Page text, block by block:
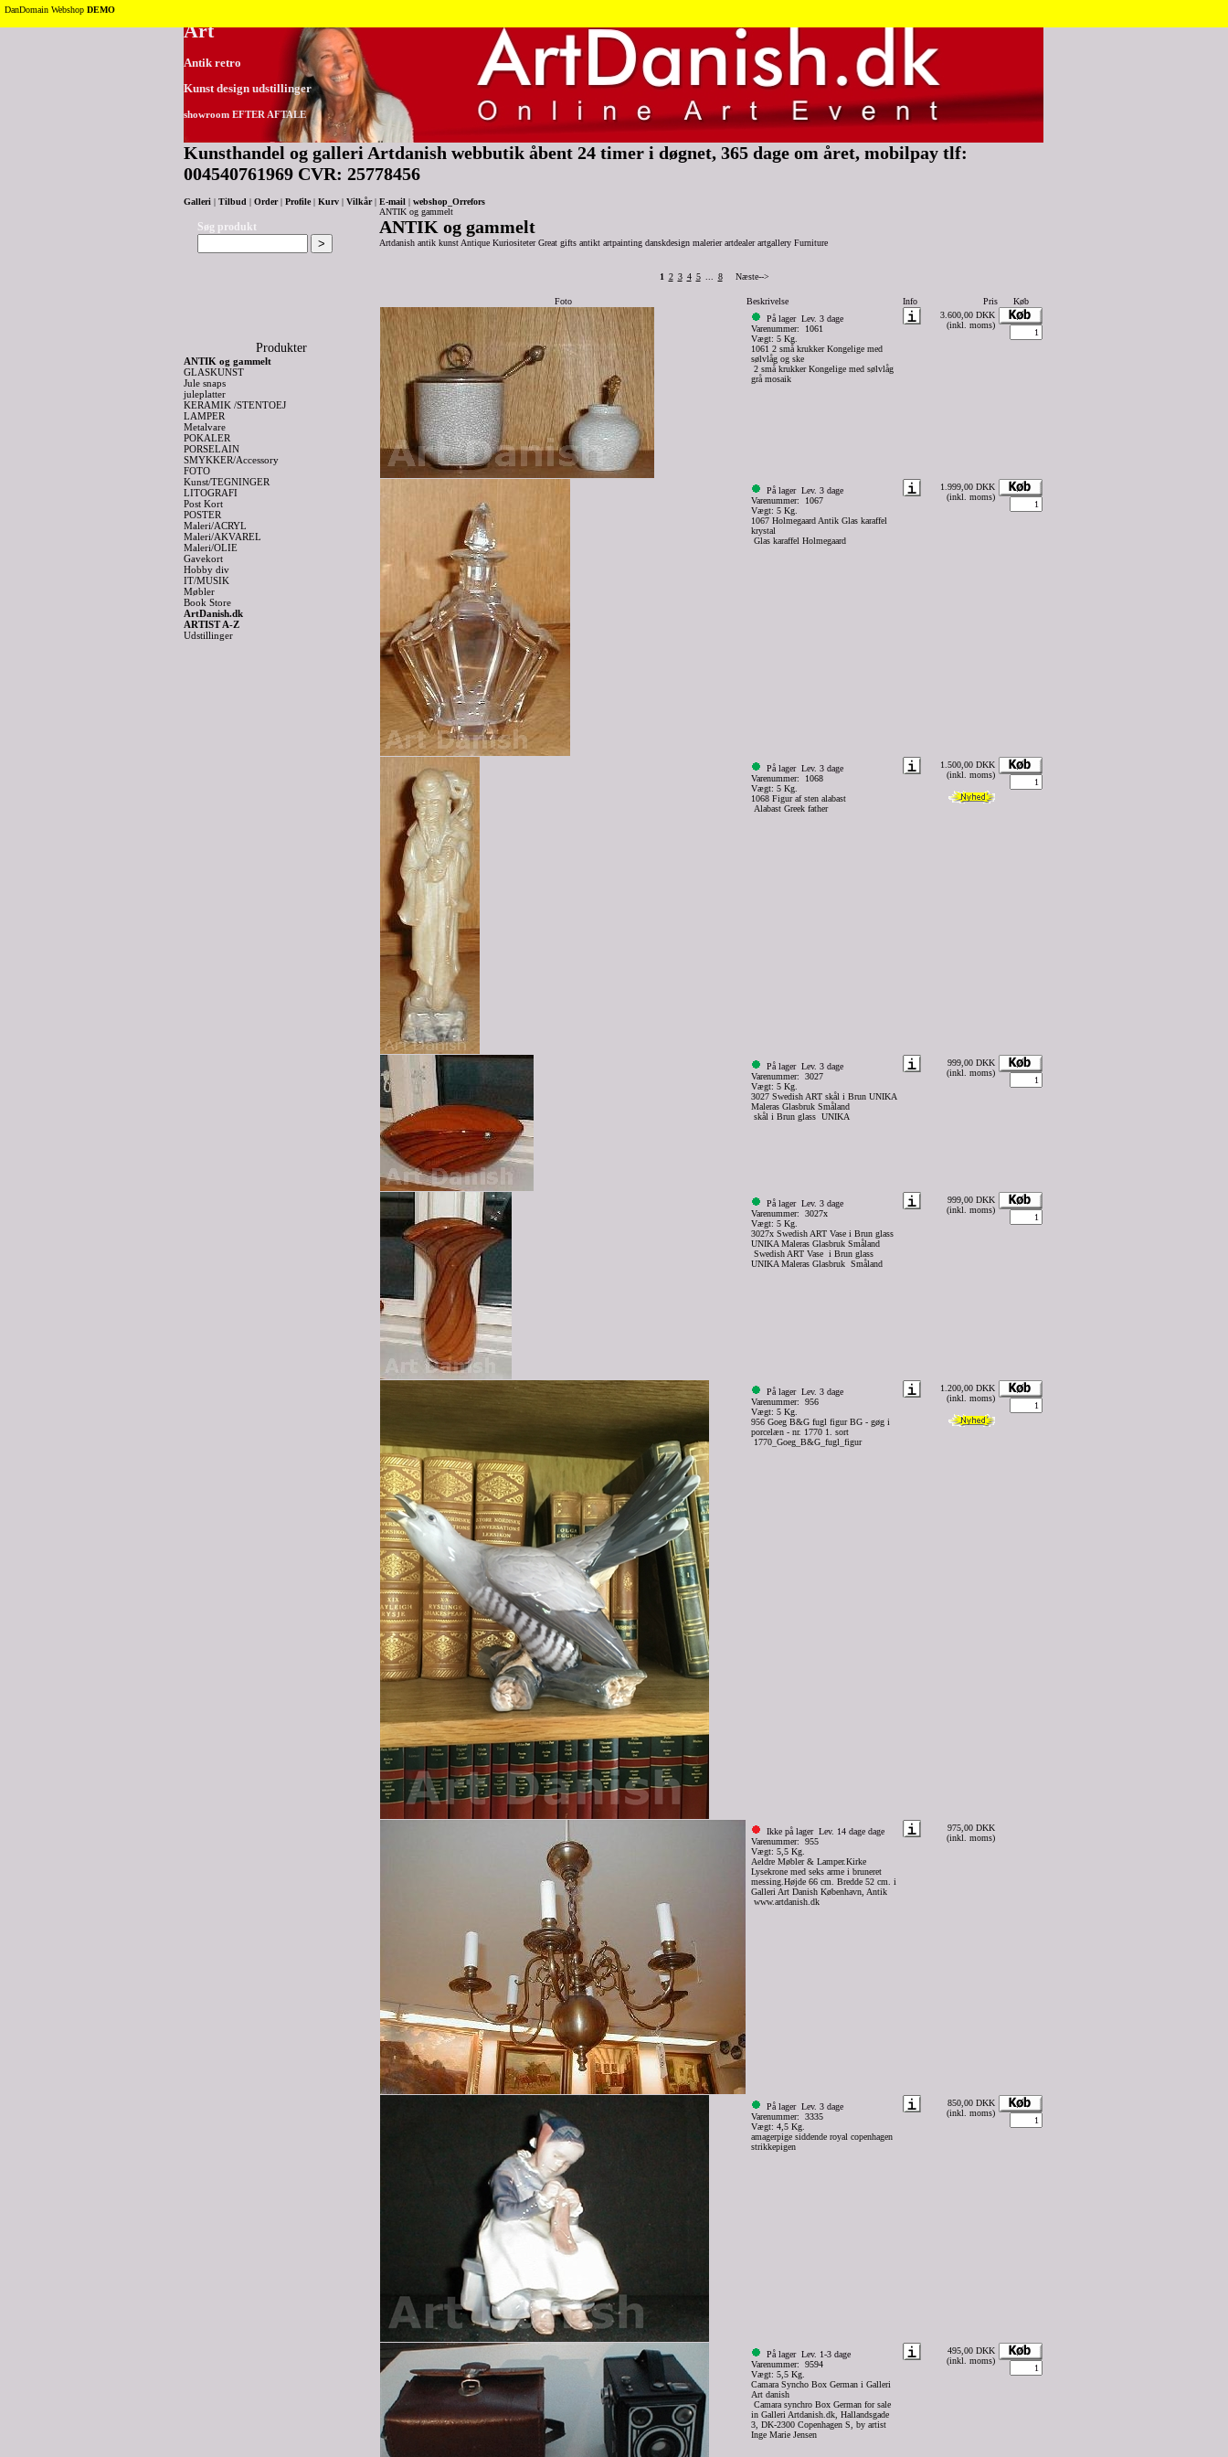
Tilbage til toppen
Art
Antik retro
Kunst design udstillinger
showroom EFTER AFTALE
Kunsthandel og galleri Artdanish webbutik åbent 24 timer i døgnet, 365 dage om året, mobilpay tlf:
004540761969 CVR: 25778456
Galleri Tilbud Order| Profile| Kurv Vilkår| E-mail webshop_Orrefors
Søg produkt
Produkter
ANTIK og gammelt
GLASKUNST
Jule snaps
juleplatter
KERAMIK /STENTOEJ
LAMPER
Metalvare
POKALER
PORSELAIN
SMYKKER/Accessory
FOTO
Kunst/TEGNINGER
LITOGRAFI
Post Kort
POSTER
Maleri/ACRYL
Maleri/AKVAREL
Maleri/OLIE
Gavekort
Hobby div
IT/MUSIK
Møbler
Book Store
ArtDanish.dk
ARTIST A-Z
Udstillinger
ANTIK og gammelt
ANTIK og gammelt
Artdanish antik kunst Antique Kuriositeter Great gifts antikt artpainting danskdesign malerier artdealer artgallery Furniture
1 2 3 4 5 8 Næste-->
Foto Beskrivelse Info Pris
Køb
På lager Lev. 3 dage
Varenummer: 1061
Vægt: 5 Kg.
1061 2 små krukker Kongelige med
sølvlåg og ske
2 små krukker Kongelige med sølvlåg
grå mosaik
3.600,00 DKK
(inkl. moms)
På lager Lev. 3 dage
Varenummer: 1067
Vægt: 5 Kg.
1067 Holmegaard Antik Glas karaffel
krystal
Glas karaffel Holmegaard
1.999,00 DKK
(inkl. moms)
På lager Lev. 3 dage
Varenummer: 1068
Vægt: 5 Kg.
1068 Figur af sten alabast
Alabast Greek father
1.500,00 DKK
(inkl. moms)
På lager Lev. 3 dage
Varenummer: 3027
Vægt: 5 Kg.
3027 Swedish ART skål i Brun UNIKA
Maleras Glasbruk Småland
skål i Brun glass UNIKA
999,00 DKK
(inkl. moms)
På lager Lev. 3 dage
Varenummer: 3027x
Vægt: 5 Kg.
3027x Swedish ART Vase i Brun glass
UNIKA Maleras Glasbruk Småland
Swedish ART Vase i Brun glass
UNIKA Maleras Glasbruk Småland
999,00 DKK
(inkl. moms)
På lager Lev. 3 dage
Varenummer: 956
Vægt: 5 Kg.
956 Goeg B&G fugl figur BG - gøg i
porcelæn - nr. 1770 1. sort
1770_Goeg_B&G_fugl_figur
1.200,00 DKK
(inkl. moms)
Ikke på lager Lev. 14 dage dage
Varenummer: 955
Vægt: 5,5 Kg.
Aeldre Møbler & Lamper.Kirke
Lysekrone med seks arme i bruneret
messing.Højde 66 cm. Bredde 52 cm. i
Galleri Art Danish København, Antik
www.artdanish.dk
975,00 DKK
(inkl. moms)
På lager Lev. 3 dage
Varenummer: 3335
Vægt: 4,5 Kg.
amagerpige siddende royal copenhagen
strikkepigen
850,00 DKK
(inkl. moms)
På lager Lev. 1-3 dage
Varenummer: 9594
Vægt: 5,5 Kg.
Camara Syncho Box German i Galleri
Art danish
Camara synchro Box German for sale
in Galleri Artdanish.dk, Hallandsgade
3, DK-2300 Copenhagen S, by artist
Inge Marie Jensen
495,00 DKK
(inkl. moms)
DanDomain Webshop DEMO